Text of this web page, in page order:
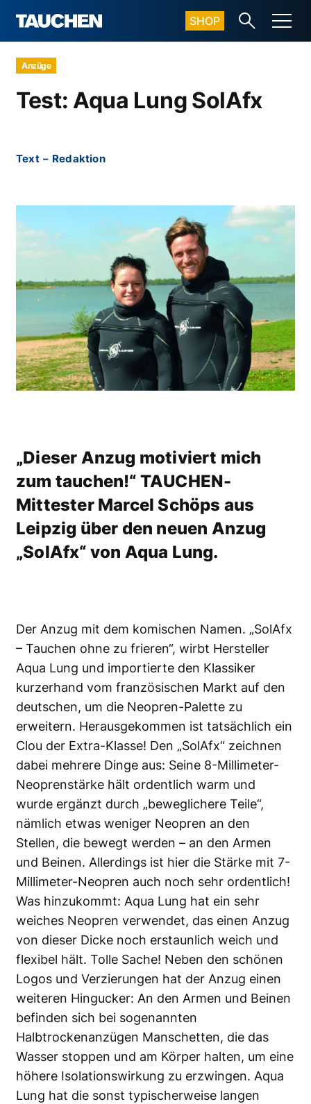
SHOP
Anzüge
Test: Aqua Lung SolAfx
Text – Redaktion
„Dieser Anzug motiviert mich
zum tauchen!“ TAUCHEN-
Mittester Marcel Schöps aus
Leipzig über den neuen Anzug
„SolAfx“ von Aqua Lung.
Der Anzug mit dem komischen Namen. „SolAfx
– Tauchen ohne zu frieren“, wirbt Hersteller
Aqua Lung und importierte den Klassiker
kurzerhand vom französischen Markt auf den
deutschen, um die Neopren-Palette zu
erweitern. Herausgekommen ist tatsächlich ein
Clou der Extra-Klasse! Den „SolAfx“ zeichnen
dabei mehrere Dinge aus: Seine 8-Millimeter-
Neoprenstärke hält ordentlich warm und
wurde ergänzt durch „beweglichere Teile“,
nämlich etwas weniger Neopren an den
Stellen, die bewegt werden – an den Armen
und Beinen. Allerdings ist hier die Stärke mit 7-
Millimeter-Neopren auch noch sehr ordentlich!
Was hinzukommt: Aqua Lung hat ein sehr
weiches Neopren verwendet, das einen Anzug
von dieser Dicke noch erstaunlich weich und
flexibel hält. Tolle Sache! Neben den schönen
Logos und Verzierungen hat der Anzug einen
weiteren Hingucker: An den Armen und Beinen
befinden sich bei sogenannten
Halbtrockenanzügen Manschetten, die das
Wasser stoppen und am Körper halten, um eine
höhere Isolationswirkung zu erzwingen. Aqua
Lung hat die sonst typischerweise langen